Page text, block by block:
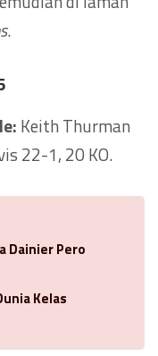
.
Keith Thurman
22-1, 20 KO.
Dainier Pero
Kelas